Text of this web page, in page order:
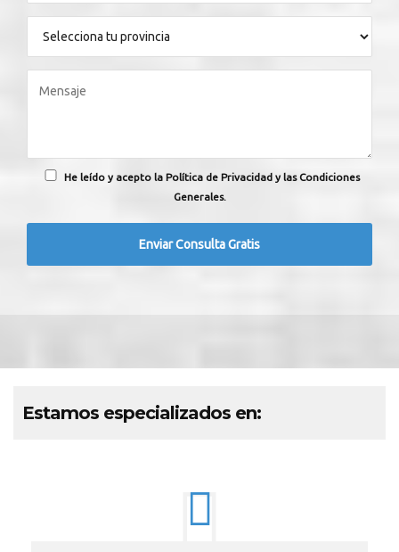
He leído y acepto la Política de Privacidad y las Condiciones
Generales.
Estamos especializados en: